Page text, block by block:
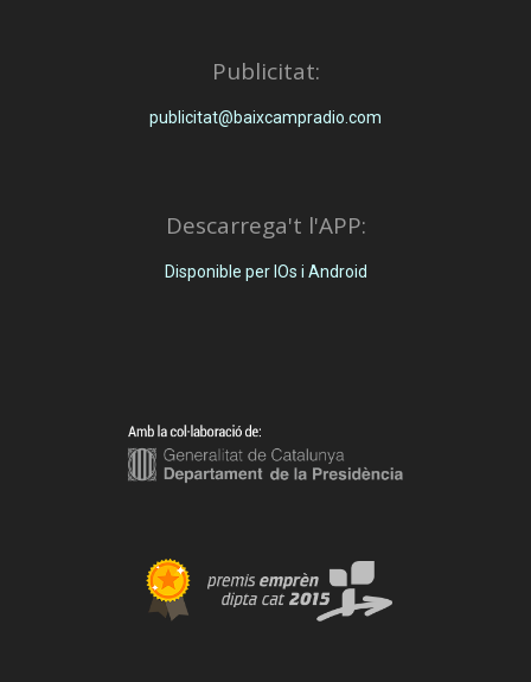
Publicitat:
publicitat@baixcampradio.com
Descarrega't l'APP:
Disponible per IOs i Android